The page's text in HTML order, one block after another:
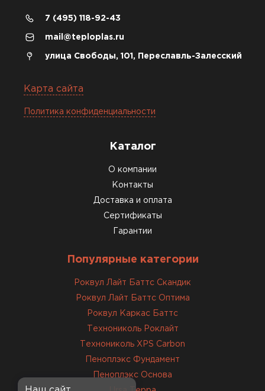
7 (495) 118-92-43
mail@teploplas.ru
улица Свободы, 101, Переславль-Залесский
Карта сайта
Политика конфиденциальности
Каталог
О компании
Контакты
Доставка и оплата
Сертификаты
Гарантии
Популярные категории
Роквул Лайт Баттс Скандик
Роквул Лайт Баттс Оптима
Роквул Каркас Баттс
Технониколь Роклайт
Технониколь XPS Carbon
Пеноплэкс Фундамент
Пеноплэкс Основа